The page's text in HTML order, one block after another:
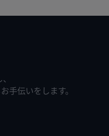
手伝いをします。